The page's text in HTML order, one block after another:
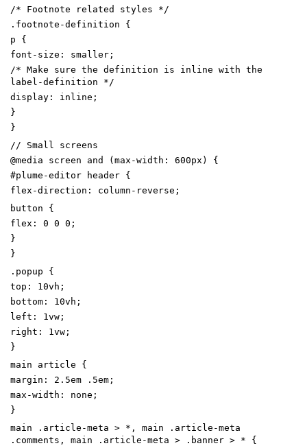
/* Footnote related styles */
. footnote-definition
{
p
{
font-size : smaller ;
/* Make sure the definition is inline with the
label-definition */
display : inline ;
}
}
// Small screens
@media
screen and (max-width : 600px )
{
#plume-editor header {
flex-direction : column-reverse ;
button
{
flex : 0 0 0 ;
}
}
. popup
{
top : 10vh ;
bottom : 10vh ;
left : 1 vw ;
right : 1 vw ;
}
main
article
{
margin : 2 .5em .5em ;
max-width : none ;
}
main
. article-meta > * , main . article-meta
. comments , main . article-meta > . banner > *
{